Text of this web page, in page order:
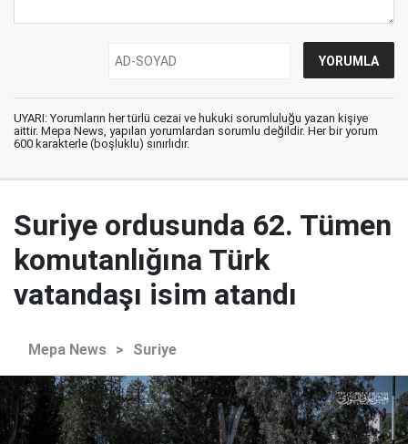
UYARI: Yorumların her türlü cezai ve hukuki sorumluluğu yazan kişiye
aittir. Mepa News, yapılan yorumlardan sorumlu değildir. Her bir yorum
600 karakterle (boşluklu) sınırlıdır.
Suriye ordusunda 62. Tümen
komutanlığına Türk
vatandaşı isim atandı
Mepa News > Suriye